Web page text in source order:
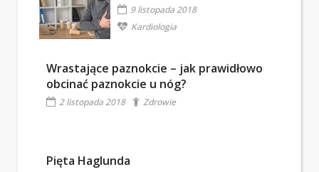
9 listopada 2018
Kardiologia
Wrastające paznokcie – jak prawidłowo
obcinać paznokcie u nóg?
2 listopada 2018 Zdrowie
Pięta Haglunda